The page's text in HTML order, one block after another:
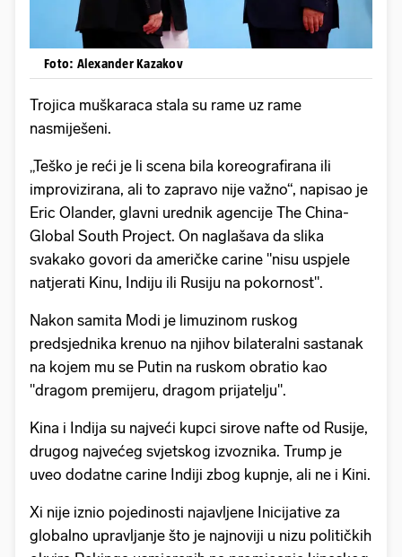
Foto: Alexander Kazakov
Trojica muškaraca stala su rame uz rame
nasmiješeni.
„Teško je reći je li scena bila koreografirana ili
improvizirana, ali to zapravo nije važno“, napisao je
Eric Olander, glavni urednik agencije The China-
Global South Project. On naglašava da slika
svakako govori da američke carine "nisu uspjele
natjerati Kinu, Indiju ili Rusiju na pokornost".
Nakon samita Modi je limuzinom ruskog
predsjednika krenuo na njihov bilateralni sastanak
na kojem mu se Putin na ruskom obratio kao
"dragom premijeru, dragom prijatelju".
Kina i Indija su najveći kupci sirove nafte od Rusije,
drugog najvećeg svjetskog izvoznika. Trump je
uveo dodatne carine Indiji zbog kupnje, ali ne i Kini.
Xi nije iznio pojedinosti najavljene Inicijative za
globalno upravljanje što je najnoviji u nizu političkih